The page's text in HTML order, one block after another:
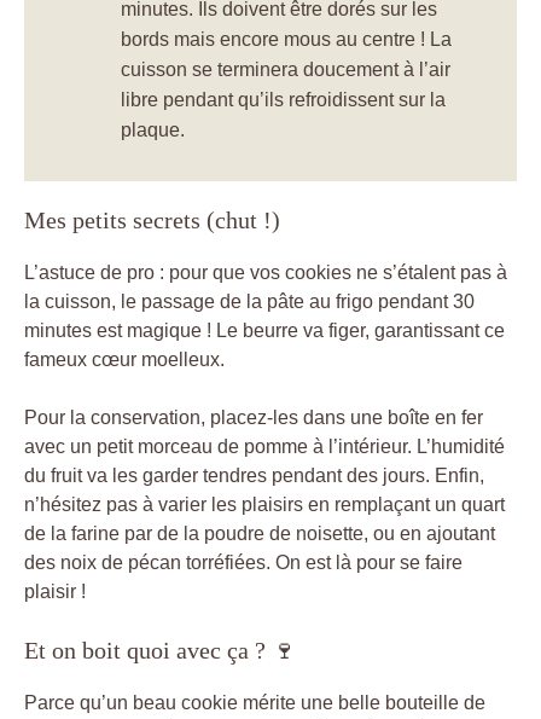
minutes. Ils doivent être dorés sur les
bords mais encore mous au centre ! La
cuisson se terminera doucement à l’air
libre pendant qu’ils refroidissent sur la
plaque.
Mes petits secrets (chut !)
L’astuce de pro : pour que vos cookies ne s’étalent pas à
la cuisson, le passage de la pâte au frigo pendant 30
minutes est magique ! Le beurre va figer, garantissant ce
fameux cœur moelleux.
Pour la conservation, placez-les dans une boîte en fer
avec un petit morceau de pomme à l’intérieur. L’humidité
du fruit va les garder tendres pendant des jours. Enfin,
n’hésitez pas à varier les plaisirs en remplaçant un quart
de la farine par de la poudre de noisette, ou en ajoutant
des noix de pécan torréfiées. On est là pour se faire
plaisir !
Et on boit quoi avec ça ? 🍷
Parce qu’un beau cookie mérite une belle bouteille de